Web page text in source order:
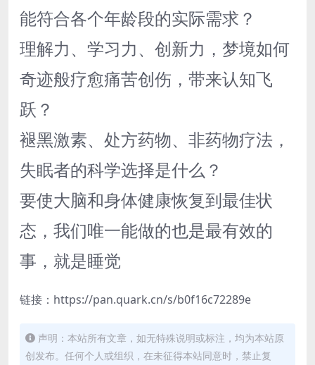
能符合各个年龄段的实际需求？
理解力、学习力、创新力，梦境如何
奇迹般疗愈痛苦创伤，带来认知飞
跃？
褪黑激素、处方药物、非药物疗法，
失眠者的科学选择是什么？
要使大脑和身体健康恢复到最佳状
态，我们唯一能做的也是最有效的
事，就是睡觉
链接：https://pan.quark.cn/s/b0f16c72289e
声明：本站所有文章，如无特殊说明或标注，均为本站原
创发布。任何个人或组织，在未征得本站同意时，禁止复